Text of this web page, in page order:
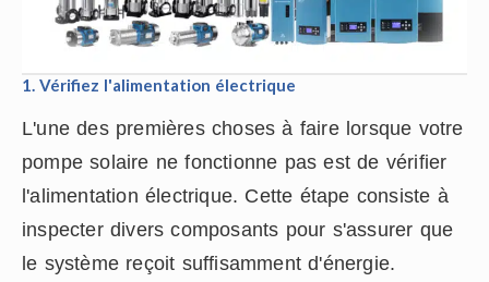
1. Vérifiez l'alimentation électrique
L'une des premières choses à faire lorsque votre
pompe solaire ne fonctionne pas est de vérifier
l'alimentation électrique. Cette étape consiste à
inspecter divers composants pour s'assurer que
le système reçoit suffisamment d'énergie.